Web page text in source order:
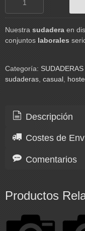
Nuestra sudadera en
conjuntos laborales
Categoría: SUDADERAS
sudaderas casual
Descripción
Costes de
Comentarios
Productos